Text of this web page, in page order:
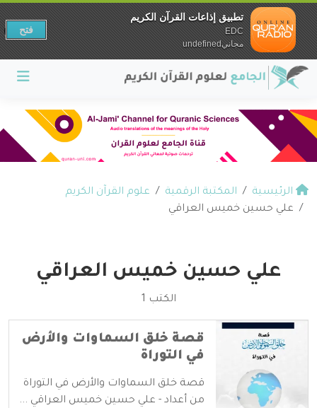
الرئيسية المكتبة الرقمية
علوم القرآن الكريم
علي حسين خميس العراقي
علي حسين خميس العراقي
الكتب 1
قصة خلق السماوات والأرض
في التوراة
قصة خلق السماوات والأرض في التوراة
من أعداد - علي حسين خميس العراقي ...
تطبيق إذاعات القرآن الكريم
EDC
مجانيundefined
فتح